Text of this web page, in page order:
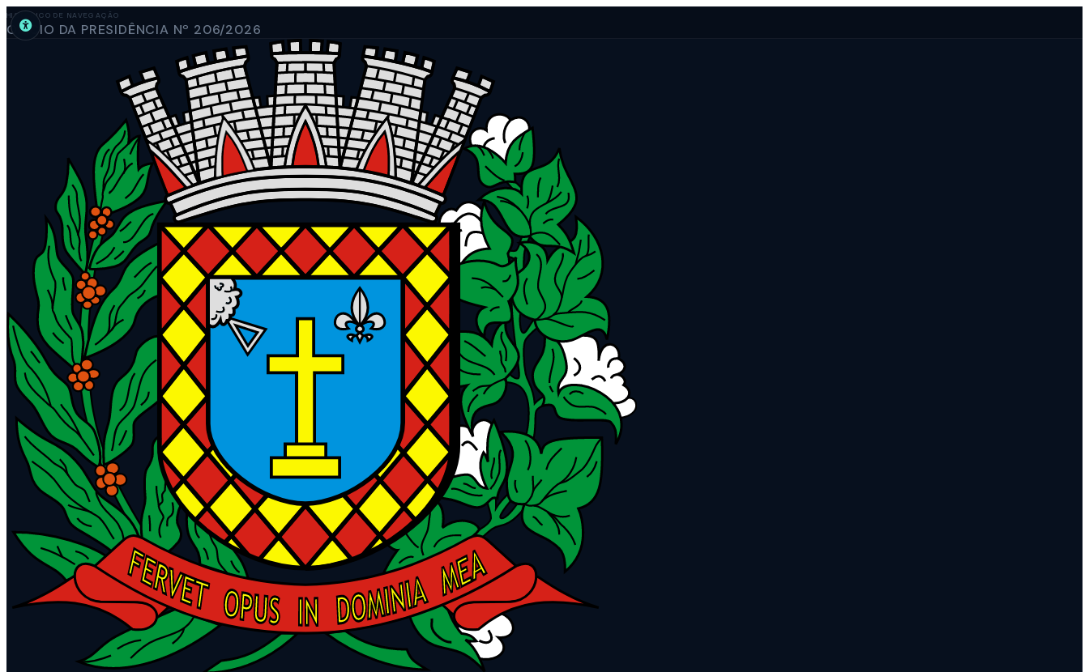
HISTÓRICO DE NAVEGAÇÃO
OFÍCIO DA PRESIDÊNCIA Nº 206/2026